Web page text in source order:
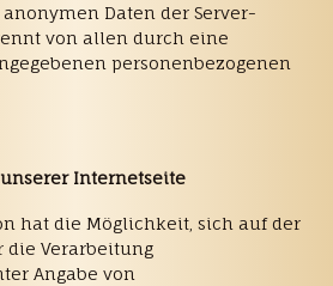
Daten der Server-
von allen durch eine
personenbezogenen
Internetseite
hat die Möglichkeit, sich auf der
die Verarbeitung
Angabe von